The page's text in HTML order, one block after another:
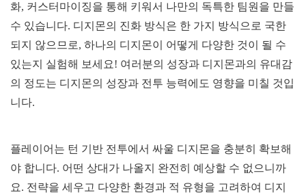
화, 커스터마이징을 통해 키워서 나만의 독특한 팀원을 만들
수 있습니다. 디지몬의 진화 방식은 한 가지 방식으로 국한
되지 않으므로, 하나의 디지몬이 어떻게 다양한 것이 될 수
있는지 실험해 보세요! 여러분의 성장과 디지몬과의 유대감
의 정도는 디지몬의 성장과 전투 능력에도 영향을 미칠 것입
니다.
플레이어는 턴 기반 전투에서 싸울 디지몬을 충분히 확보해
야 합니다. 어떤 상대가 나올지 완전히 예상할 수 없으니까
요. 전략을 세우고 다양한 환경과 적 유형을 고려하여 디지